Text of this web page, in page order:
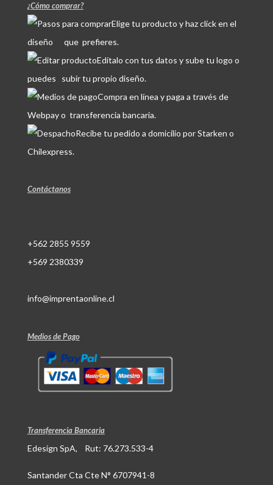
¿Cómo comprar?
Elige tu producto y haz click en el
diseño que prefieres.
Edítalo con tus datos y sube tu logo o
puedes subir tu propio diseño.
Compra en línea y paga a través de
Webpay o transferencia bancaria.
Recibe tu pedido a domicilio por Starken o
Chilexpress.
Contáctanos
+562 2855 9559
+569 2380339
info@imprentaonline.cl
Medios de Pago
Transferencia Bancaria
Edesign SpA, Rut: 76.273.533-4
Santander Cta Cte N° 6707941-8